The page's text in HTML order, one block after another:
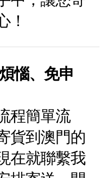
！
惱、免申
程簡單流
貨到澳門的
在就聯繫我